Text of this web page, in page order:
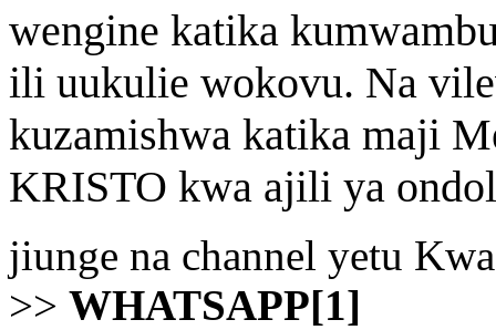
wengine katika
ili uukulie wokovu. Na
kuzamishwa katika maji
KRISTO kwa ajili ya
jiunge na channel yetu
>> WHATSAPP[1]